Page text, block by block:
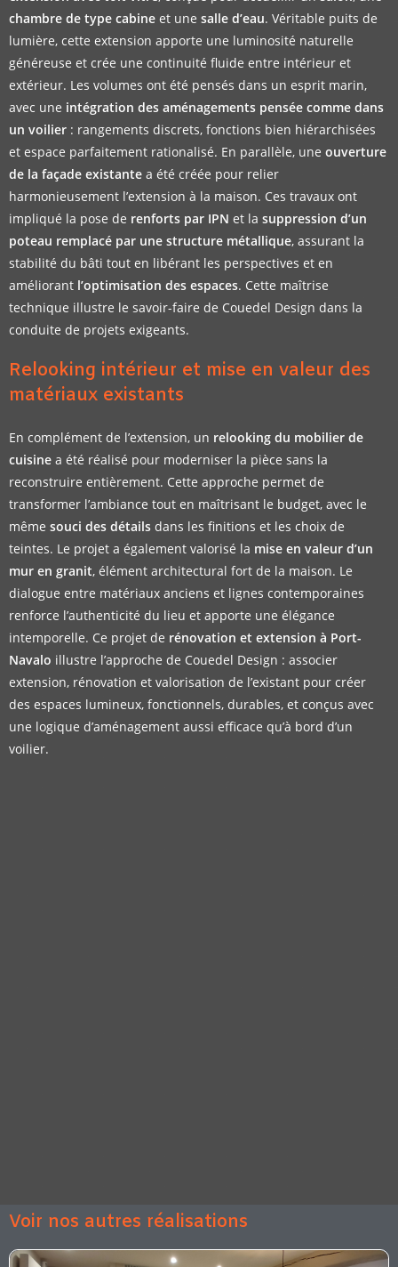
chambre de type cabine et une salle d’eau. Véritable puits de
lumière, cette extension apporte une luminosité naturelle
généreuse et crée une continuité fluide entre intérieur et
extérieur. Les volumes ont été pensés dans un esprit marin,
avec une intégration des aménagements pensée comme dans
un voilier : rangements discrets, fonctions bien hiérarchisées
et espace parfaitement rationalisé. En parallèle, une ouverture
de la façade existante a été créée pour relier
harmonieusement l’extension à la maison. Ces travaux ont
impliqué la pose de renforts par IPN et la suppression d’un
poteau remplacé par une structure métallique, assurant la
stabilité du bâti tout en libérant les perspectives et en
améliorant l’optimisation des espaces. Cette maîtrise
technique illustre le savoir-faire de Couedel Design dans la
conduite de projets exigeants.
Relooking intérieur et mise en valeur des
matériaux existants
En complément de l’extension, un relooking du mobilier de
cuisine a été réalisé pour moderniser la pièce sans la
reconstruire entièrement. Cette approche permet de
transformer l’ambiance tout en maîtrisant le budget, avec le
même souci des détails dans les finitions et les choix de
teintes. Le projet a également valorisé la mise en valeur d’un
mur en granit, élément architectural fort de la maison. Le
dialogue entre matériaux anciens et lignes contemporaines
renforce l’authenticité du lieu et apporte une élégance
intemporelle. Ce projet de rénovation et extension à Port-
Navalo illustre l’approche de Couedel Design : associer
extension, rénovation et valorisation de l’existant pour créer
des espaces lumineux, fonctionnels, durables, et conçus avec
une logique d’aménagement aussi efficace qu’à bord d’un
voilier.
Voir nos autres réalisations